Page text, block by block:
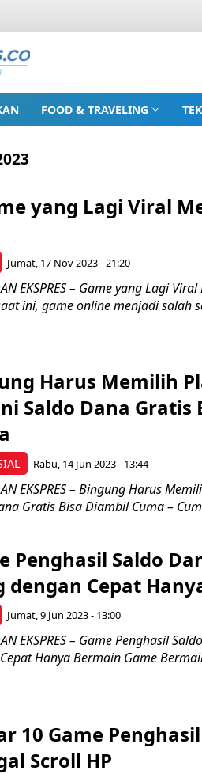
FOOD & TRAVELING
yang Lagi Viral
Jumat, 17 Nov 2023 - 21:20
EKSPRES – Game yang Lagi
ini, game online menjadi salah
Harus Memilih
Saldo Dana Gratis
Rabu, 14 Jun 2023 - 13:44
EKSPRES – Bingung Harus
Gratis Bisa Diambil Cuma –
Penghasil Saldo
dengan Cepat
Jumat, 9 Jun 2023 - 13:00
EKSPRES – Game Penghasil
Hanya Bermain Game
10 Game
Scroll HP